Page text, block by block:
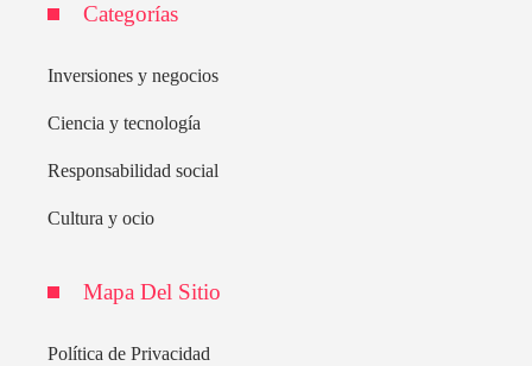
Categorías
Inversiones y negocios
Ciencia y tecnología
Responsabilidad social
Cultura y ocio
Mapa Del Sitio
Política de Privacidad